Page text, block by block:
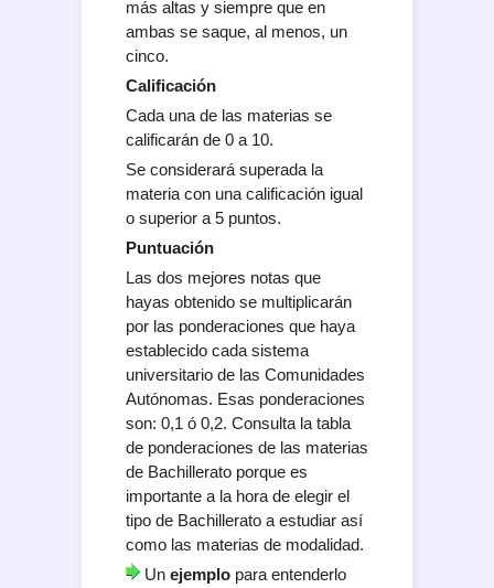
más altas y siempre que en
ambas se saque, al menos, un
cinco.
Calificación
Cada una de las materias se
calificarán de 0 a 10.
Se considerará superada la
materia con una calificación igual
o superior a 5 puntos.
Puntuación
Las dos mejores notas que
hayas obtenido se multiplicarán
por las ponderaciones que haya
establecido cada sistema
universitario de las Comunidades
Autónomas. Esas ponderaciones
son: 0,1 ó 0,2. Consulta la tabla
de ponderaciones de las materias
de Bachillerato porque es
importante a la hora de elegir el
tipo de Bachillerato a estudiar así
como las materias de modalidad.
Un ejemplo para entenderlo